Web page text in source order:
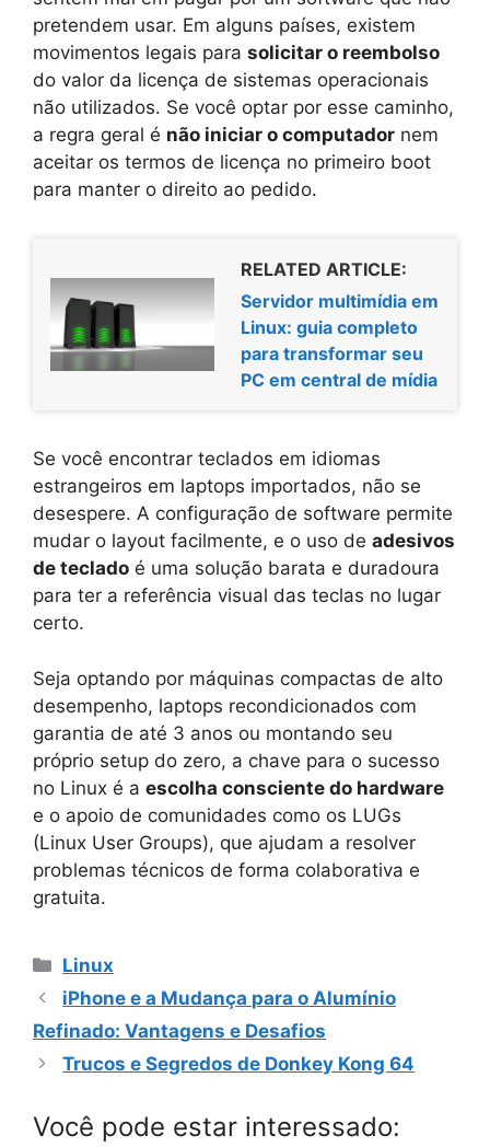
pretendem usar. Em alguns países, existem
movimentos legais para solicitar o reembolso
do valor da licença de sistemas operacionais
não utilizados. Se você optar por esse caminho,
a regra geral é não iniciar o computador nem
aceitar os termos de licença no primeiro boot
para manter o direito ao pedido.
RELATED ARTICLE:
Servidor multimídia em
Linux: guia completo
para transformar seu
PC em central de mídia
Se você encontrar teclados em idiomas
estrangeiros em laptops importados, não se
desespere. A configuração de software permite
mudar o layout facilmente, e o uso de adesivos
de teclado é uma solução barata e duradoura
para ter a referência visual das teclas no lugar
certo.
Seja optando por máquinas compactas de alto
desempenho, laptops recondicionados com
garantia de até 3 anos ou montando seu
próprio setup do zero, a chave para o sucesso
no Linux é a escolha consciente do hardware
e o apoio de comunidades como os LUGs
(Linux User Groups), que ajudam a resolver
problemas técnicos de forma colaborativa e
gratuita.
Categorias
Linux
iPhone e a Mudança para o Alumínio
Refinado: Vantagens e Desafios
Trucos e Segredos de Donkey Kong 64
Você pode estar interessado: